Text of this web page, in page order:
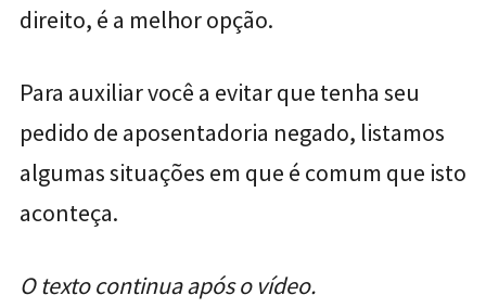
direito, é a melhor opção.
Para auxiliar você a evitar que tenha seu
pedido de aposentadoria negado, listamos
algumas situações em que é comum que isto
aconteça.
O texto continua após o vídeo.